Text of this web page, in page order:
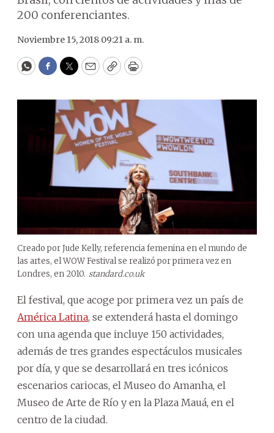
200 conferenciantes.
Noviembre 15, 2018 09:21 a. m.
WhatsApp
Facebook
Twitter
EmailCopyPrint
Creado por Jude Kelly, referencia femenina en el mundo de
las artes, el WOW Festival se realizó por primera vez en
Londres, en 2010. standard.co.uk
El festival, que acoge por primera vez un país de
América Latina, se extenderá hasta el domingo
con una agenda que incluye 150 actividades,
además de tres grandes espectáculos musicales
por día, y que se desarrollará en tres icónicos
escenarios cariocas, el Museo do Amanha, el
Museo de Arte de Río y en la Plaza Mauá, en el
centro de la ciudad.